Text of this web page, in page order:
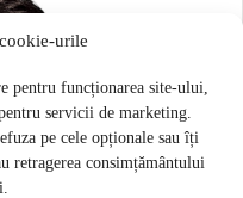
urile
pentru funcționarea site-ului,
servicii de marketing.
pe cele opționale sau îți
retragerea consimțământului